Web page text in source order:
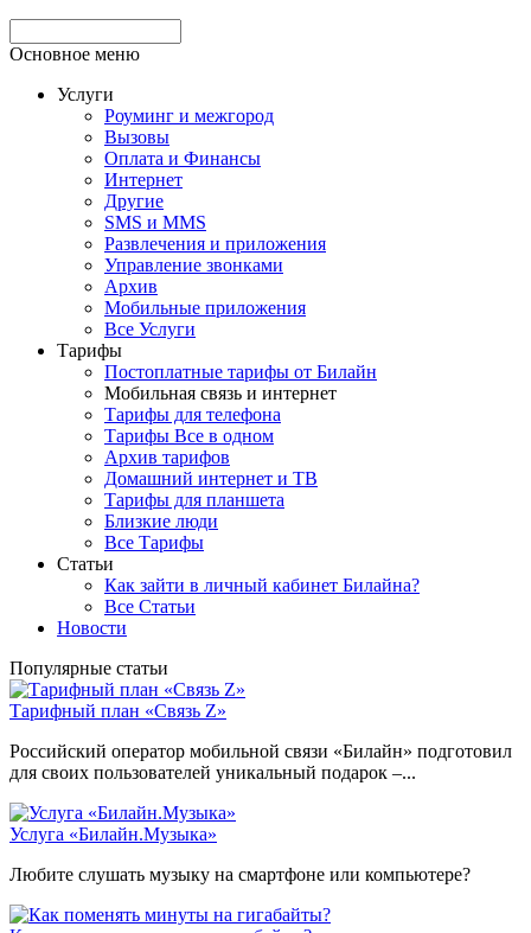
Основное меню
Услуги
Роуминг и межгород
Вызовы
Оплата и Финансы
Интернет
Другие
SMS и MMS
Развлечения и приложения
Управление звонками
Архив
Мобильные приложения
Все Услуги
Тарифы
Постоплатные тарифы от Билайн
Мобильная связь и интернет
Тарифы для телефона
Тарифы Все в одном
Архив тарифов
Домашний интернет и ТВ
Тарифы для планшета
Близкие люди
Все Тарифы
Статьи
Как зайти в личный кабинет Билайна?
Все Статьи
Новости
Популярные статьи
Тарифный план «Связь Z»
Российский оператор мобильной связи «Билайн» подготовил
для своих пользователей уникальный подарок –...
Услуга «Билайн.Музыка»
Любите слушать музыку на смартфоне или компьютере?